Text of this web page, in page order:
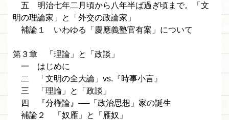
五 明治七年二月頃から八年半ば過ぎ頃まで。「文
明の理論家」と「外交の政論家」
補論１ いわゆる「慶應義塾官有案」について
第３章 「理論」と「政談」
一 はじめに
二 「文明の全大論」vs.『時事小言』
三 「理論」と「政談」
四 『分権論』──「政治思想」家の誕生
補論２ 「奴雁」と「雁奴」